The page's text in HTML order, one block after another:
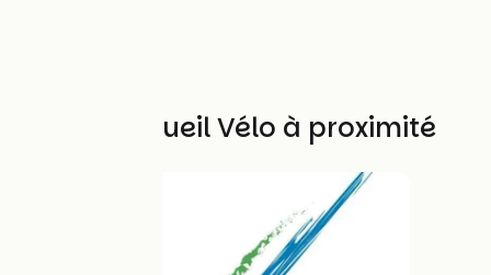
Autres Accueil Vélo à proximité